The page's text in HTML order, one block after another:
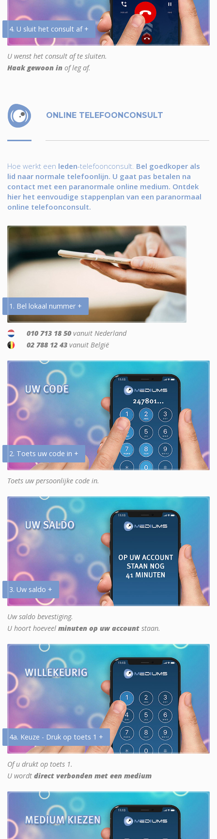
4. U sluit het consult af +
U wenst het consult af te sluiten.
Haak gewoon in of leg af.
ONLINE TELEFOONCONSULT
Hoe werkt een leden-telefoonconsult. Bel goedkoper als
lid naar normale telefoonlijn. U gaat pas betalen na
contact met een paranormale online medium. Ontdek
hier het eenvoudige stappenplan van een paranormaal
online telefoonconsult.
1. Bel lokaal nummer +
010 713 18 50 vanuit Nederland
02 788 12 43 vanuit België
2. Toets uw code in +
Toets uw persoonlijke code in.
3. Uw saldo +
Uw saldo bevestiging.
U hoort hoeveel minuten op uw account staan.
4a. Keuze - Druk op toets 1 +
Of u drukt op toets 1.
U wordt direct verbonden met een medium